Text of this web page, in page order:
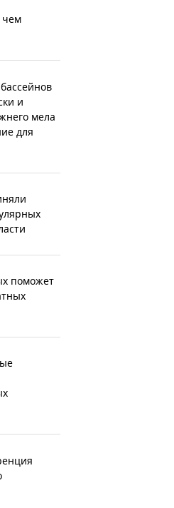
чем
и
мела
для
поможет